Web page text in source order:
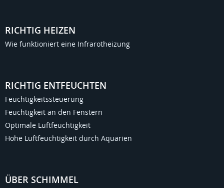
RICHTIG HEIZEN
Wie funktioniert eine Infrarotheizung
RICHTIG ENTFEUCHTEN
Feuchtigkeitssteuerung
Feuchtigkeit an den Fenstern
Optimale Luftfeuchtigkeit
Hohe Luftfeuchtigkeit durch Aquarien
ÜBER SCHIMMEL